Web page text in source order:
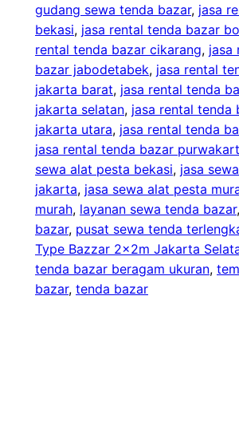
gudang sewa tenda bazar, jasa
bekasi, jasa rental tenda bazar
rental tenda bazar cikarang, jasa
bazar jabodetabek, jasa rental
jakarta barat, jasa rental tenda
jakarta selatan, jasa rental tenda
jakarta utara, jasa rental tenda
jasa rental tenda bazar
sewa alat pesta bekasi, jasa
jakarta, jasa sewa alat pesta
murah, layanan sewa tenda bazar,
bazar, pusat sewa tenda
Type Bazzar 2x2m Jakarta
tenda bazar beragam ukuran,
bazar, tenda bazar